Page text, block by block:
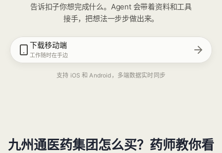
告诉扣子你想完成什么。Agent 会带着资料和工具
接手，把想法一步步做出来。
下载移动端
工作随时在手边
支持 iOS 和 Android，多端数据实时同步
九州通医药集团怎么买？药师教你看